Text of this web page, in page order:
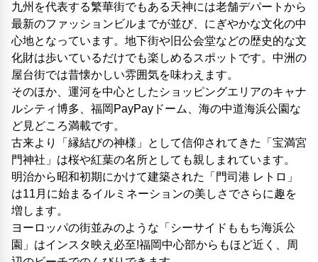
九州を代表する繁華街でもある天神には老舗デパートから
最新のファッションビルまでが並び、にぎやかな文化の中
心地となっています。地下街や旧公会堂などの歴史的な文
化財は歩いているだけでも楽しめるスポットです。中洲の
屋台街では昔懐かしい雰囲気を味わえます。
そのほか、運河を中心としたショッピングエリアのキャナ
ルシティ博多、福岡PayPayドーム、海の中道海浜公園な
ど見どころ満載です。
古来より「縁結びの神様」として信仰されてきた「宝満宮
門神社」は桜や紅葉の名所としても親しまれています。
明治から昭和初期にかけて建築された「門司港 レトロ」
は11月に始まるイルミネーションの美しさでさらに趣を
増します。
ヨーロッパの街並みのような「シーサイドももち海浜公
園」はインスタ映え必至!福岡中心部からもほど近く、周